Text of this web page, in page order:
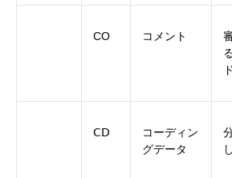
CO コメント
ⅭⅮ
コーディン
グデータ